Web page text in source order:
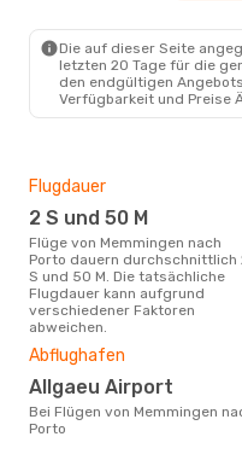
Die auf dieser Seite
letzten 20 Tage für die
den endgültigen
Verfügbarkeit und Preise
Flugdauer
2 S und 50 M
Flüge von Memmingen nach
Porto dauern durchschnittlich
S und 50 M. Die tatsächliche
Flugdauer kann aufgrund
verschiedener Faktoren
abweichen.
Abflughafen
Allgaeu Airport
Bei Flügen von Memmingen nach
Porto